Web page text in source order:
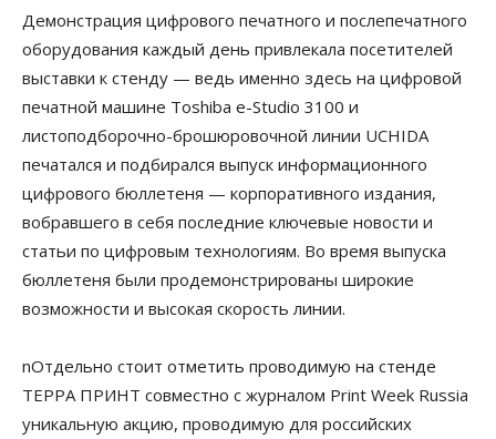
Демонстрация цифрового печатного и послепечатного
оборудования каждый день привлекала посетителей
выставки к стенду — ведь именно здесь на цифровой
печатной машине Toshiba e-Studio 3100 и
листоподборочно-брошюровочной линии UCHIDA
печатался и подбирался выпуск информационного
цифрового бюллетеня — корпоративного издания,
вобравшего в себя последние ключевые новости и
статьи по цифровым технологиям. Во время выпуска
бюллетеня были продемонстрированы широкие
возможности и высокая скорость линии.
nОтдельно стоит отметить проводимую на стенде
ТЕРРА ПРИНТ совместно с журналом Print Week Russia
уникальную акцию, проводимую для российских